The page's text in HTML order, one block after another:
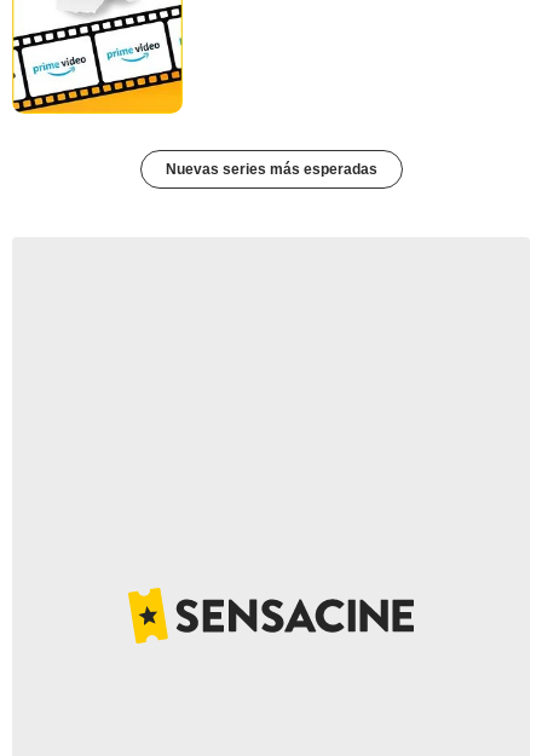
Nuevas series más esperadas